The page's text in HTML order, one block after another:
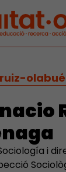
i